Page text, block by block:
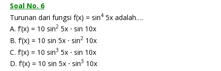
Soal No. 6
Turunan dari fungsi f(x) = sin4 5x adalah….
A. f’(x) = 10 sin2 5x ⋅ sin 10x
B. f’(x) = 10 sin 5x ⋅ sin2 10x
C. f’(x) = 10 sin3 5x ⋅ sin 10x
D. f’(x) = 10 sin 5x ⋅ sin3 10x